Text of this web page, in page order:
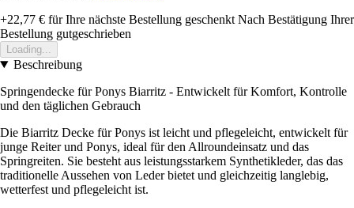
+22,77 € für Ihre nächste Bestellung geschenkt Nach Bestätigung Ihrer
Bestellung gutgeschrieben
Loading...
Beschreibung
Springendecke für Ponys Biarritz - Entwickelt für Komfort, Kontrolle
und den täglichen Gebrauch
Die Biarritz Decke für Ponys ist leicht und pflegeleicht, entwickelt für
junge Reiter und Ponys, ideal für den Allroundeinsatz und das
Springreiten. Sie besteht aus leistungsstarkem Synthetikleder, das das
traditionelle Aussehen von Leder bietet und gleichzeitig langlebig,
wetterfest und pflegeleicht ist.